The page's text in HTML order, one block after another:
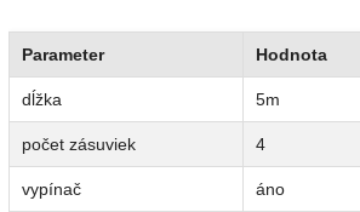
Parameter Hodnota
dĺžka 5m
počet zásuviek 4
vypínač áno